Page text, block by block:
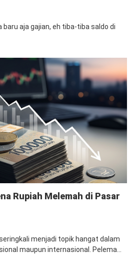
baru aja gajian, eh tiba-tiba saldo di
Rupiah Melemah di Pasar
menjadi topik hangat dalam
maupun internasional. Pelema...